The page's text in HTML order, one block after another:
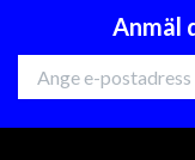
Anmäl